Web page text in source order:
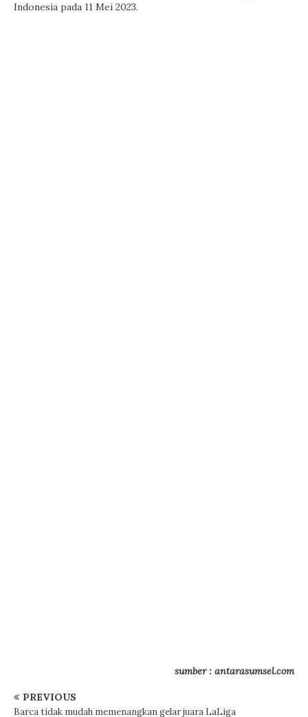
Indonesia pada 11 Mei 2023.
sumber : antarasumsel.com
PREVIOUS
Barca tidak mudah memenangkan gelar juara LaLiga